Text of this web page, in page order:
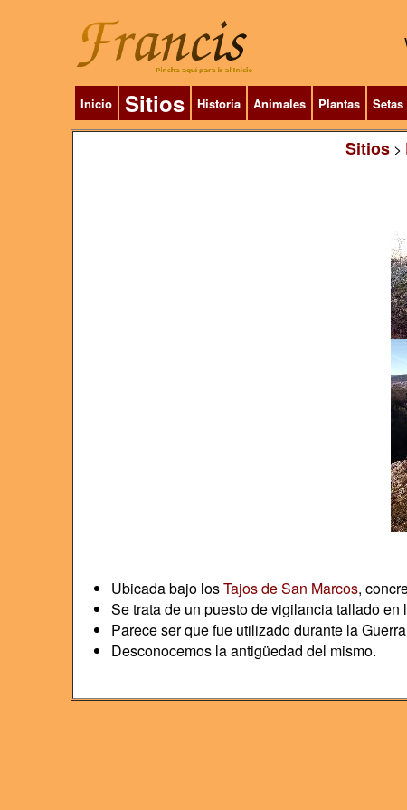
Inicio Sitios Historia Animales Plantas Setas
Sitios>
Ubicada bajo losTajos de San Marcos,
Se trata de un puesto de vigilancia tallado
Parece ser que fue utilizado durante la
Desconocemos la antigüedad del mismo.